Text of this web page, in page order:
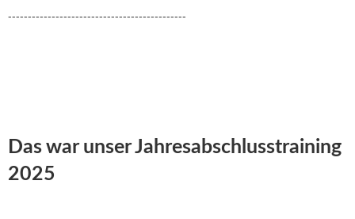
---------------------------------------------
Das war unser Jahresabschlusstraining
2025